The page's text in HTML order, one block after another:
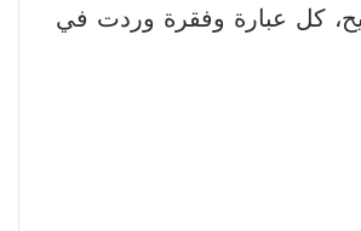
كل عبارة وفقرة وردت في